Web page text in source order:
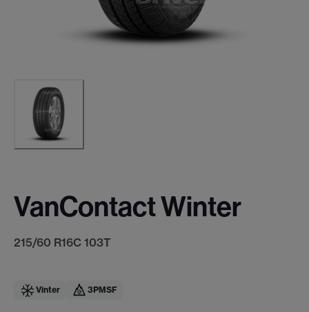
VanContact Winter
215/60 R16C 103T
Vinter 3PMSF